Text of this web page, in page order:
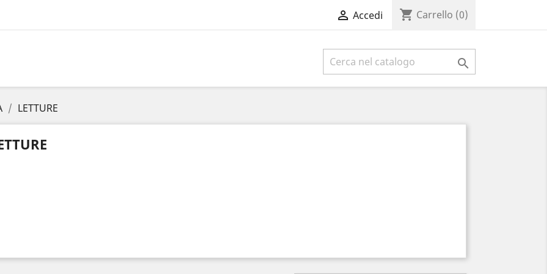
 Accedi shopping_cart Carrello (0)

LETTURE